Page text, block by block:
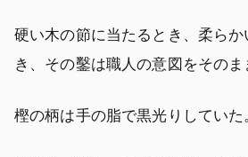
硬い木の節に当たるとき、柔ら
き、その鑿は職人の意図をそのま
樫の柄は手の脂で黒光りしていた